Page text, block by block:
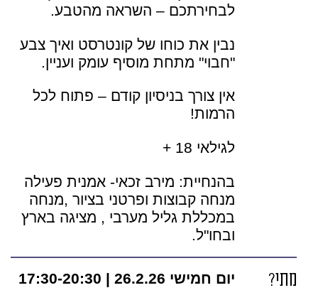
לבחירתכם – השראה מהטבע.
נבין את כוחו של קונטרסט ואיך צבע
"חבוי" מתחת מוסיף עומק ועניין.
אין צורך בניסיון קודם – פתוח לכל
הרמות!
לגילאי 18 +
בהנחיית: מירב זכאי- אמנית פעילה
מנחה קבוצות ופרטני בציור ,מנחה
במכללת גליל מערבי , מציגה בארץ
ובחו"ל.
מתי? יום חמישי 26.2.26 | 17:30-20:30